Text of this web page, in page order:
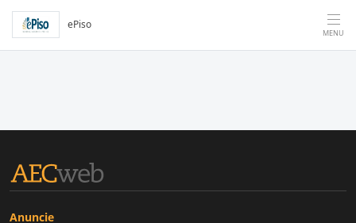
ePiso
MENU
Anuncie